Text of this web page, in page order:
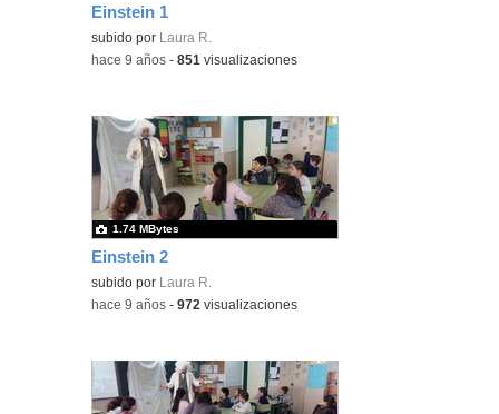
Einstein 1
subido por Laura R.
-hace 9 años -851 visualizaciones
Einstein 2
subido por Laura R.
1.74 MBytes
-hace 9 años -972 visualizaciones